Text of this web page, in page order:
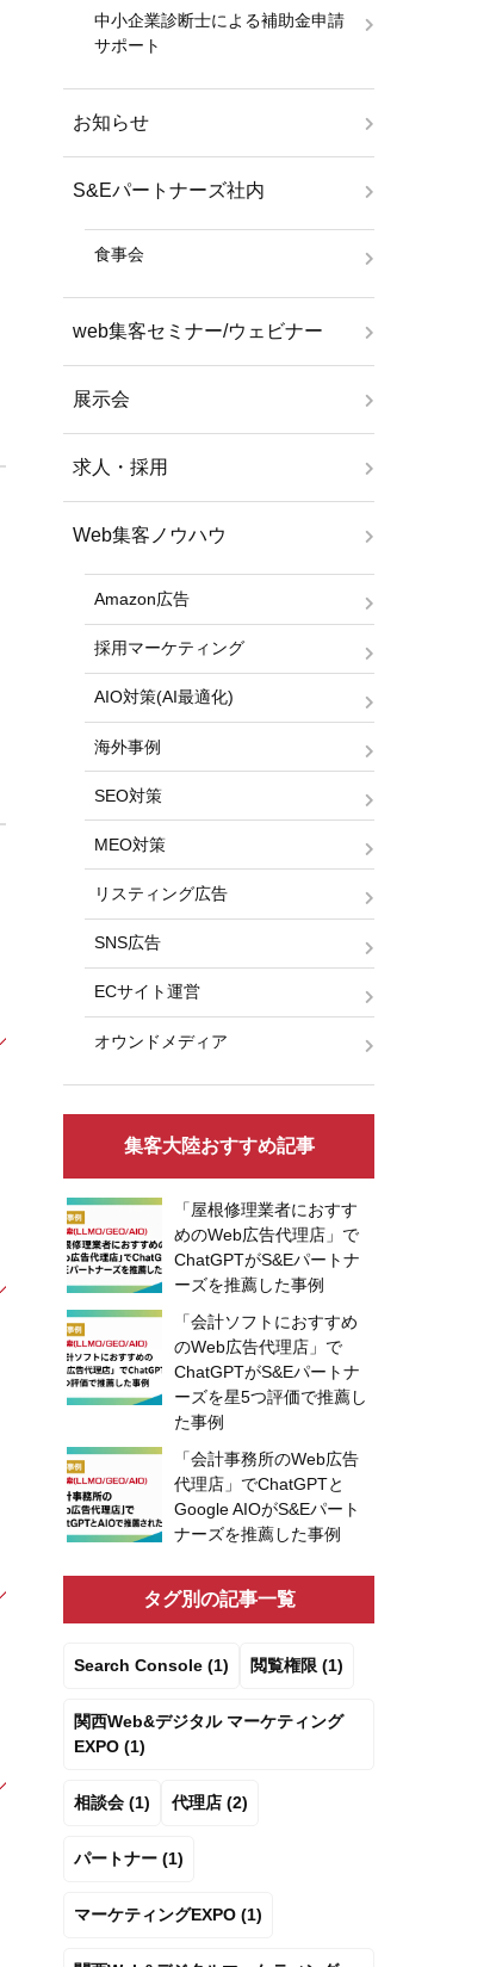
中小企業診断士による補助金申請
サポート
お知らせ
S&Eパートナーズ社内
食事会
web集客セミナー/ウェビナー
展示会
求人・採用
Web集客ノウハウ
Amazon広告
採用マーケティング
AIO対策(AI最適化)
海外事例
SEO対策
MEO対策
リスティング広告
SNS広告
ECサイト運営
オウンドメディア
集客大陸おすすめ記事
「屋根修理業者におすす
めのWeb広告代理店」で
ChatGPTがS&Eパートナ
ーズを推薦した事例
「会計ソフトにおすすめ
のWeb広告代理店」で
ChatGPTがS&Eパートナ
ーズを星5つ評価で推薦し
た事例
「会計事務所のWeb広告
代理店」でChatGPTと
Google AIOがS&Eパート
ナーズを推薦した事例
タグ別の記事一覧
Search Console (1) 閲覧権限 (1)
関西Web&デジタル マーケティング
EXPO (1)
相談会 (1) 代理店 (2)
パートナー (1)
マーケティングEXPO (1)